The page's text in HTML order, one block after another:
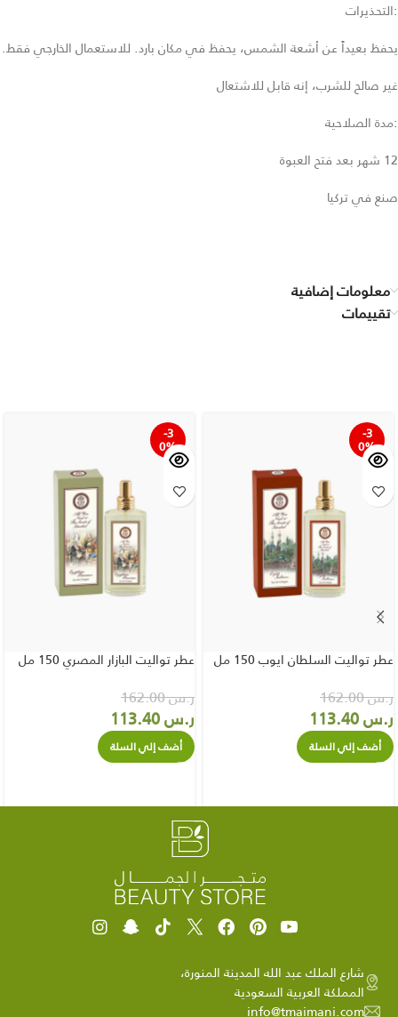
:التحذيرات
يحفظ بعيداً عن أشعة الشمس، يحفظ في مكان بارد. للاستعمال الخارجي فقط.
غير صالح للشرب، إنه قابل للاشتعال
:مدة الصلاحية
12 شهر بعد فتح العبوة
صنع في تركيا
معلومات إضافية
تقييمات
-3
0%
عطر تواليت السلطان ايوب 150 مل
ر.س162.00
ر.س
أضف إلي السلة
-3
0%
عطر تواليت البازار المصري 150 مل
ر.س162.00
ر.س
أضف إلي السلة
شارع الملك عبد الله المدينة المنورة،
المملكة العربية السعودية
info@tmaimani.com